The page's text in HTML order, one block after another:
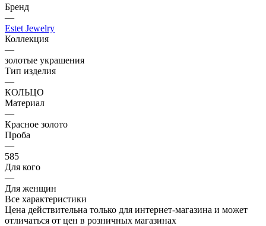
Бренд
—
Estet Jewelry
Коллекция
—
золотые украшения
Тип изделия
—
КОЛЬЦО
Материал
—
Красное золото
Проба
—
585
Для кого
—
Для женщин
Все характеристики
Цена действительна только для интернет-магазина и может
отличаться от цен в розничных магазинах